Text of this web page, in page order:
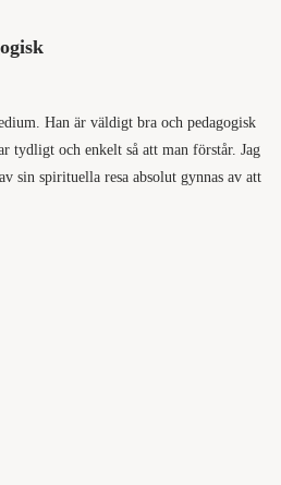
Han är väldigt bra och pedagogisk
tydligt och enkelt så att man förstår. Jag
sin spirituella resa absolut gynnas av att